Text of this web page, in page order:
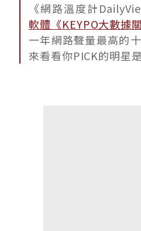
《網路溫度計
軟體《KEYPO大數據
一年網路聲量最高的
來看看你PICK的明星